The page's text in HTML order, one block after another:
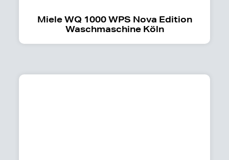
Miele WQ 1000 WPS Nova Edition
Waschmaschine Köln